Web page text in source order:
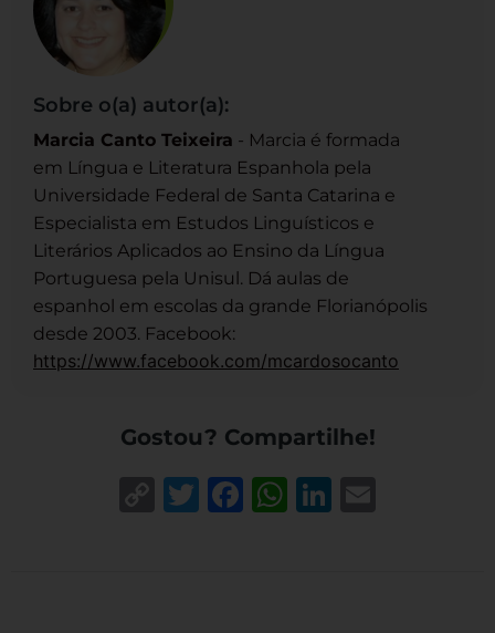
Sobre o(a) autor(a):
Marcia Canto Teixeira - Marcia é formada
em Língua e Literatura Espanhola pela
Universidade Federal de Santa Catarina e
Especialista em Estudos Linguísticos e
Literários Aplicados ao Ensino da Língua
Portuguesa pela Unisul. Dá aulas de
espanhol em escolas da grande Florianópolis
desde 2003. Facebook:
https://www.facebook.com/mcardosocanto
Gostou? Compartilhe!
CopyTwitter
Facebook
WhatsApp
LinkedIn